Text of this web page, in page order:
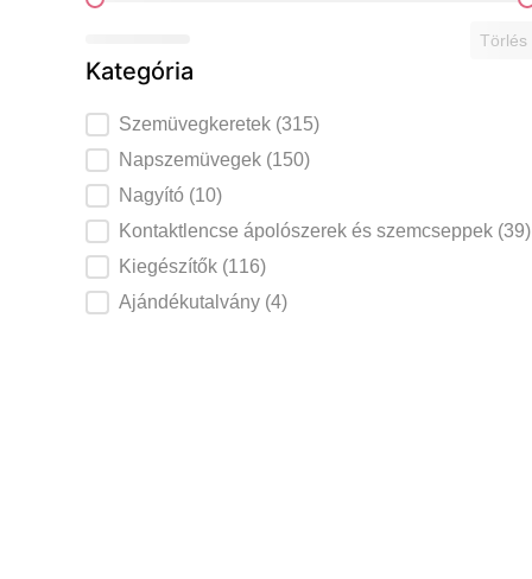
Törlés
Kategória
Szemüvegkeretek
Szemüvegkeretek (315)
Napszemüvegek kategória
Napszemüvegek (150)
Nagyító kategória
Nagyító (10)
Kontaktlencse ápolószerek és
Kontaktlencse ápolószerek és szemcseppek (39)
Kiegészítők kategória
Kiegészítők (116)
Ajándékutalvány kategória
Ajándékutalvány (4)